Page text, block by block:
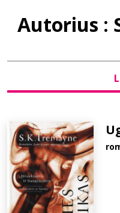
Leidiniai
D.U.K.
Autorius :